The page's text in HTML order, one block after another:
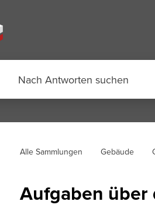
Alle Sammlungen Gebäude
Aufgaben über